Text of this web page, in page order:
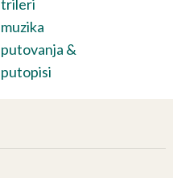
trileri
muzika
putovanja &
putopisi